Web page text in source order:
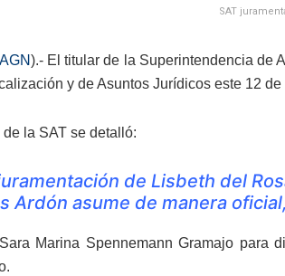
SAT
).- El titular de la Superintendencia de
y de Asuntos Jurídicos este 12 de
la SAT se detalló:
de Lisbeth del
Ardón asume de manera
Marina Spennemann Gramajo para